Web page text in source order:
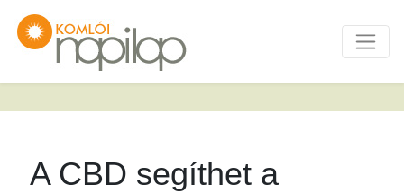
A CBD segíthet a